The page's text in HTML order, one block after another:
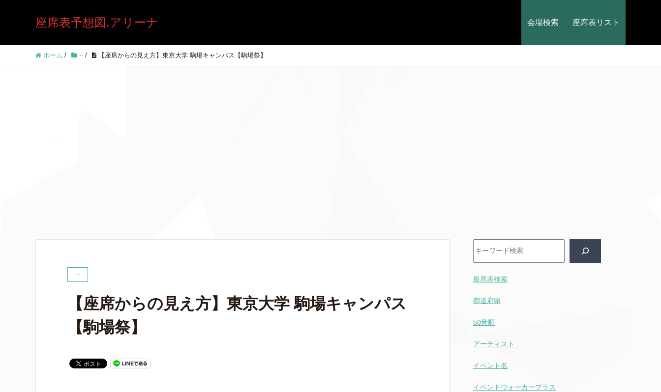
座席表予想図.アリーナ 会場検索 座席表リスト
ホーム / -- / 【座席からの見え方】東京大学 駒場キャンパス【駒場祭】
--
【座席からの見え方】東京大学 駒場キャンパス
【駒場祭】
座席表検索
都道府県
50音順
アーティスト
イベント名
イベントウォーカープラス